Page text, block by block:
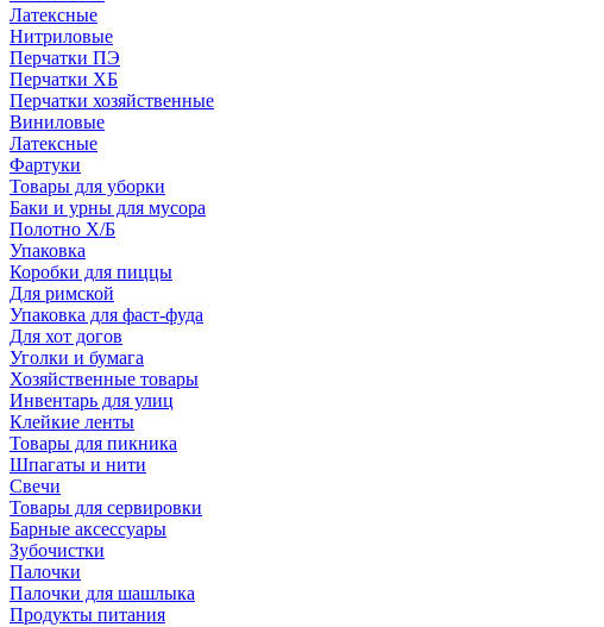
Латексные
Нитриловые
Перчатки ПЭ
Перчатки ХБ
Перчатки хозяйственные
Виниловые
Латексные
Фартуки
Товары для уборки
Баки и урны для мусора
Полотно Х/Б
Упаковка
Коробки для пиццы
Для римской
Упаковка для фаст-фуда
Для хот догов
Уголки и бумага
Хозяйственные товары
Инвентарь для улиц
Клейкие ленты
Товары для пикника
Шпагаты и нити
Свечи
Товары для сервировки
Барные аксессуары
Зубочистки
Палочки
Палочки для шашлыка
Продукты питания